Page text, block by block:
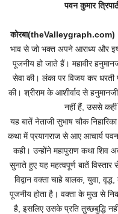
पवन कुमार
भाव से जो भक्त अपने आराध्य और
पूजनीय हो जाते हैं। महावीर
सेवा की। लंका पर विजय कर धरती
की। श्रीराम के आशीर्वाद से
नहीं हैं, उससे कहीं
यह बातें नेताजी सुभाष चौक
कथा में प्रयागराज से आए आचार्य
कही। उन्होंने महापुराण कथा शिव
सुनाते हुए यह महत्वपूर्ण बातें
विद्वान वक्ता चाहे बालक, युवा,
पूजनीय होता है। वक्ता के मुख से
है, इसलिए उसके प्रति तुच्छबुद्धि